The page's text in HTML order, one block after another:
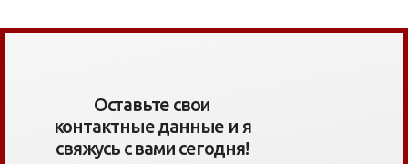
Оставьте свои
контактные данные и я
свяжусь с вами сегодня!